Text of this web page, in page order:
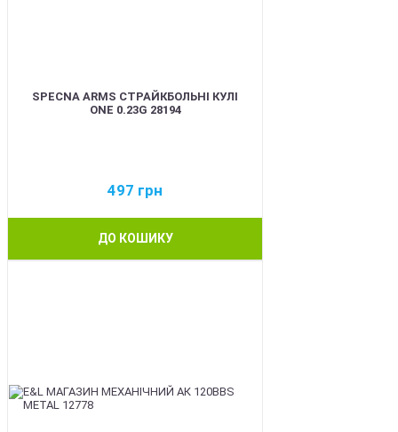
SPECNA ARMS СТРАЙКБОЛЬНІ КУЛІ
ONE 0.23G 28194
497 грн
ДО КОШИКУ